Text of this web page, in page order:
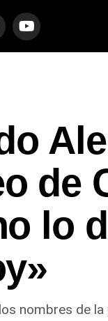
de
lo
nombres de